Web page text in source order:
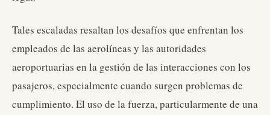
Tales escaladas resaltan los desafíos que enfrentan los
empleados de las aerolíneas y las autoridades
aeroportuarias en la gestión de las interacciones con los
pasajeros, especialmente cuando surgen problemas de
cumplimiento. El uso de la fuerza, particularmente de una